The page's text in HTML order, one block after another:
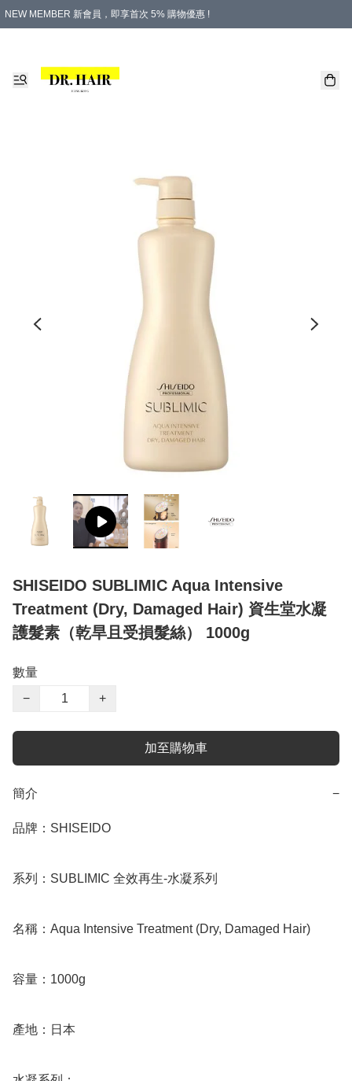
NEW MEMBER 新會員，即享首次 5% 購物優惠 !
SHISEIDO SUBLIMIC Aqua Intensive
Treatment (Dry, Damaged Hair) 資生堂水凝
護髮素（乾旱且受損髮絲） 1000g
數量
−
+
加至購物車
簡介 −
品牌：SHISEIDO
系列：SUBLIMIC 全效再生-水凝系列
名稱：Aqua Intensive Treatment (Dry, Damaged Hair)
容量：1000g
產地：日本